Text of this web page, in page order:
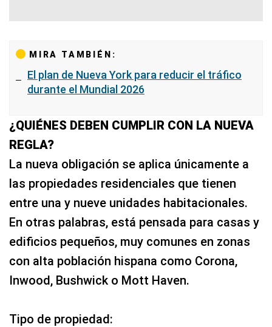
MIRA TAMBIÉN:
El plan de Nueva York para reducir el tráfico
durante el Mundial 2026
¿QUIÉNES DEBEN CUMPLIR CON LA NUEVA
REGLA?
La nueva obligación se aplica únicamente a
las propiedades residenciales que tienen
entre una y nueve unidades habitacionales.
En otras palabras, está pensada para casas y
edificios pequeños, muy comunes en zonas
con alta población hispana como Corona,
Inwood, Bushwick o Mott Haven.
Tipo de propiedad: